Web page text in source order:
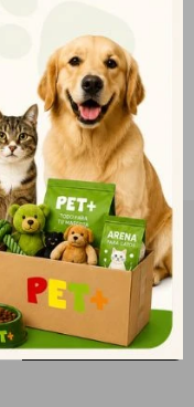
novedades!
SUSCRIBIRME